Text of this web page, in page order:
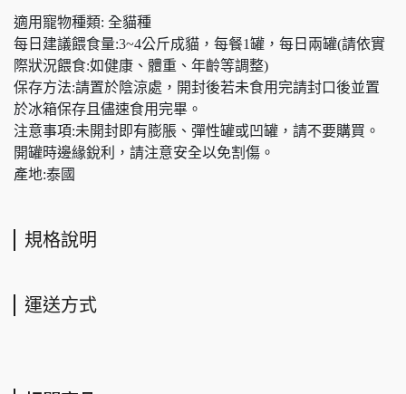
適用寵物種類: 全貓種
每日建議餵食量:3~4公斤成貓，每餐1罐，每日兩罐(請依實
際狀況餵食:如健康、體重、年齡等調整)
保存方法:請置於陰涼處，開封後若未食用完請封口後並置
於冰箱保存且儘速食用完畢。
注意事項:未開封即有膨脹、彈性罐或凹罐，請不要購買。
開罐時邊緣銳利，請注意安全以免割傷。
產地:泰國
規格說明
運送方式